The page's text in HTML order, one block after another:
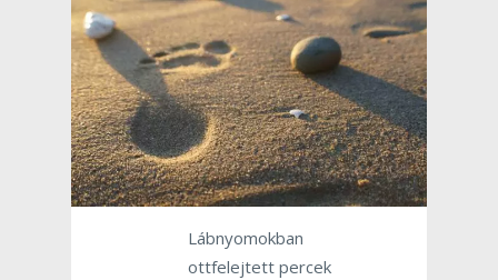
Lábnyomokban
ottfelejtett percek